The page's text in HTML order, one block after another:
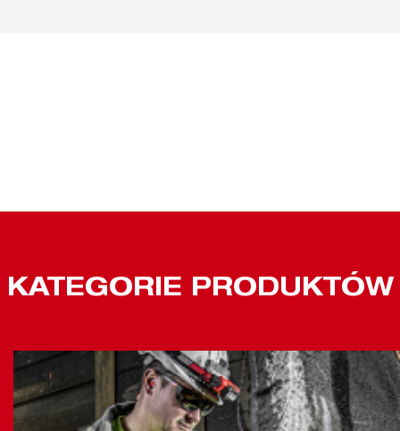
KATEGORIE PRODUKTÓW